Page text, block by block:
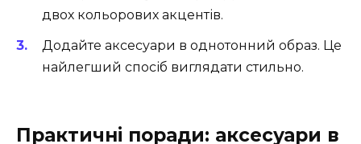
двох кольорових акцентів.
Додайте аксесуари в однотонний образ. Це
найлегший спосіб виглядати стильно.
Практичні поради: аксесуари в